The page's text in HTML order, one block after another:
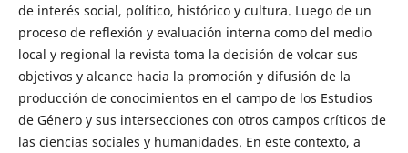
de interés social, político, histórico y cultura. Luego de un
proceso de reflexión y evaluación interna como del medio
local y regional la revista toma la decisión de volcar sus
objetivos y alcance hacia la promoción y difusión de la
producción de conocimientos en el campo de los Estudios
de Género y sus intersecciones con otros campos críticos de
las ciencias sociales y humanidades. En este contexto, a